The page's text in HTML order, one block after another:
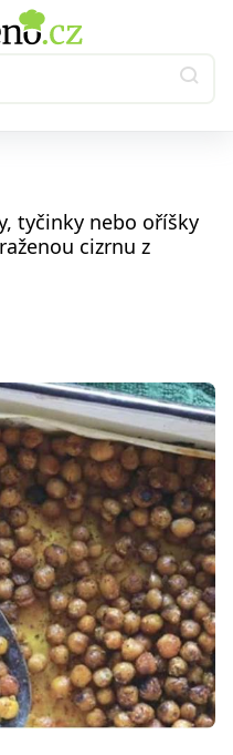
tyčinky nebo oříšky
cizrnu z